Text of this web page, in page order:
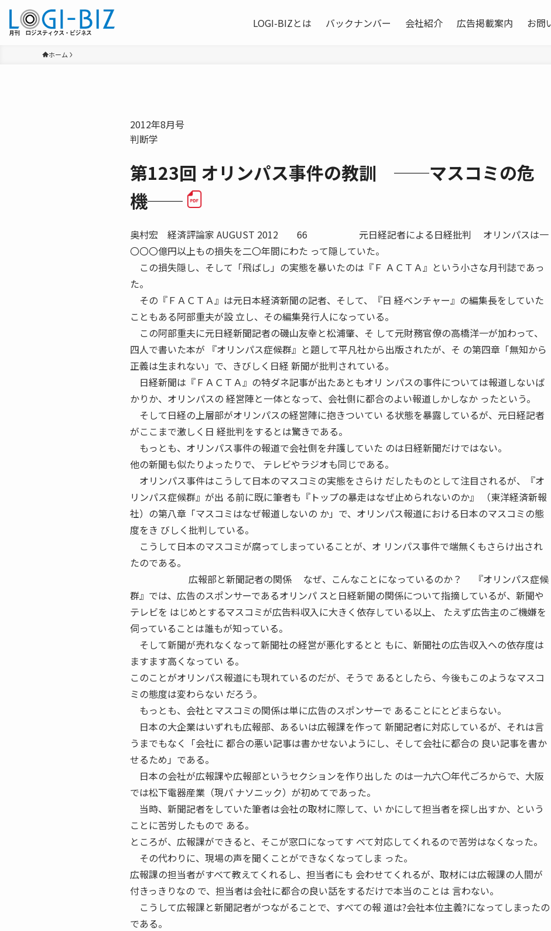
LOGI-BIZとは バックナンバー 会社紹介 広告掲載案内 お問
ホーム
2012年8月号
判断学
第123回 オリンパス事件の教訓 ──マスコミの危
機──
奥村宏 経済評論家 AUGUST 2012 66 元日経記者による日経批判 オリンパスは一
〇〇〇億円以上もの損失を二〇年間にわた って隠していた。
この損失隠し、そして「飛ばし」の実態を暴いたのは『Ｆ ＡＣＴＡ』という小さな月刊誌であっ
た。
その『ＦＡＣＴＡ』は元日本経済新聞の記者、そして、『日 経ベンチャー』の編集長をしていた
こともある阿部重夫が設 立し、その編集発行人になっている。
この阿部重夫に元日経新聞記者の磯山友幸と松浦肇、そ して元財務官僚の高橋洋一が加わって、
四人で書いた本が 『オリンパス症候群』と題して平凡社から出版されたが、そ の第四章「無知から
正義は生まれない」で、きびしく日経 新聞が批判されている。
日経新聞は『ＦＡＣＴＡ』の特ダネ記事が出たあともオリ ンパスの事件については報道しないば
かりか、オリンパスの 経営陣と一体となって、会社側に都合のよい報道しかしなか ったという。
そして日経の上層部がオリンパスの経営陣に抱きついてい る状態を暴露しているが、元日経記者
がここまで激しく日 経批判をするとは驚きである。
もっとも、オリンパス事件の報道で会社側を弁護していた のは日経新聞だけではない。
他の新聞も似たりよったりで、 テレビやラジオも同じである。
オリンパス事件はこうして日本のマスコミの実態をさらけ だしたものとして注目されるが、『オ
リンパス症候群』が出 る前に既に筆者も『トップの暴走はなぜ止められないのか』 （東洋経済新報
社）の第八章「マスコミはなぜ報道しないの か」で、オリンパス報道における日本のマスコミの態
度をき びしく批判している。
こうして日本のマスコミが腐ってしまっていることが、オ リンパス事件で端無くもさらけ出され
たのである。
広報部と新聞記者の関係 なぜ、こんなことになっているのか？ 『オリンパス症候
群』では、広告のスポンサーであるオリンパ スと日経新聞の関係について指摘しているが、新聞や
テレビを はじめとするマスコミが広告料収入に大きく依存している以上、 たえず広告主のご機嫌を
伺っていることは誰もが知っている。
そして新聞が売れなくなって新聞社の経営が悪化するとと もに、新聞社の広告収入への依存度は
ますます高くなってい る。
このことがオリンパス報道にも現れているのだが、そうで あるとしたら、今後もこのようなマスコ
ミの態度は変わらない だろう。
もっとも、会社とマスコミの関係は単に広告のスポンサーで あることにとどまらない。
日本の大企業はいずれも広報部、あるいは広報課を作って 新聞記者に対応しているが、それは言
うまでもなく「会社に 都合の悪い記事は書かせないようにし、そして会社に都合の 良い記事を書か
せるため」である。
日本の会社が広報課や広報部というセクションを作り出した のは一九六〇年代ごろからで、大阪
では松下電器産業（現パ ナソニック）が初めてであった。
当時、新聞記者をしていた筆者は会社の取材に際して、い かにして担当者を探し出すか、という
ことに苦労したもので ある。
ところが、広報課ができると、そこが窓口になってす べて対応してくれるので苦労はなくなった。
その代わりに、現場の声を聞くことができなくなってしま った。
広報課の担当者がすべて教えてくれるし、担当者にも 会わせてくれるが、取材には広報課の人間が
付きっきりなの で、担当者は会社に都合の良い話をするだけで本当のことは 言わない。
こうして広報課と新聞記者がつながることで、すべての報 道は?会社本位主義?になってしまったの
である。